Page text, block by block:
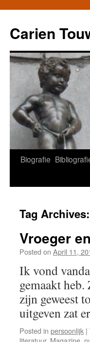
Carien
Skip
Biografie
Tag Archives:
Vroeger
Posted on April 11,
Ik vond
gemaakt
zijn geweest
uitgeven zat
Posted in persoonlijk |